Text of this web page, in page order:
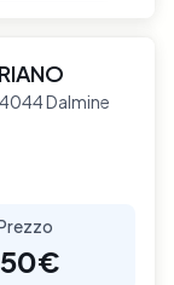
Dalmine